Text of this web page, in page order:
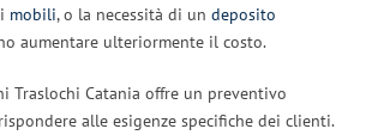
mobili, o la necessità di un deposito
aumentare ulteriormente il costo.
Traslochi Catania offre un preventivo
alle esigenze specifiche dei clienti.